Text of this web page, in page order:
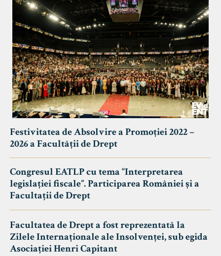
Festivitatea de Absolvire a Promoției 2022 –
2026 a Facultății de Drept
Congresul EATLP cu tema “Interpretarea
legislației fiscale”. Participarea României și a
Facultații de Drept
Facultatea de Drept a fost reprezentată la
Zilele Internaționale ale Insolvenței, sub egida
Asociației Henri Capitant